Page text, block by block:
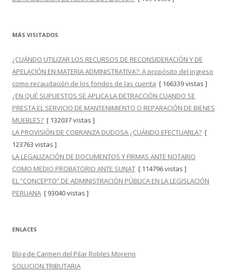
MÁS VISITADOS
¿CUÁNDO UTILIZAR LOS RECURSOS DE RECONSIDERACIÓN Y DE
APELACIÓN EN MATERIA ADMINISTRATIVA?: A propósito del ingreso
como recaudación de los fondos de las cuenta [ 166339 vistas ]
¿EN QUÉ SUPUESTOS SE APLICA LA DETRACCIÓN CUANDO SE
PRESTA EL SERVICIO DE MANTENIMIENTO O REPARACIÓN DE BIENES
MUEBLES? [ 132037 vistas ]
LA PROVISIÓN DE COBRANZA DUDOSA ¿CUÁNDO EFECTUARLA? [
123763 vistas ]
LA LEGALIZACIÓN DE DOCUMENTOS Y FIRMAS ANTE NOTARIO
COMO MEDIO PROBATORIO ANTE SUNAT [ 114796 vistas ]
EL “CONCEPTO” DE ADMINISTRACIÓN PÚBLICA EN LA LEGISLACIÓN
PERUANA [ 93040 vistas ]
ENLACES
Blog de Carmen del Pilar Robles Moreno
SOLUCION TRIBUTARIA